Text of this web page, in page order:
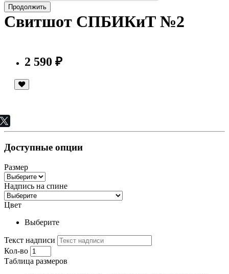
Продолжить
Свитшот СПБИКиТ №2
2 590 ₽
Доступные опции
Размер
Надпись на спине
Цвет
Выберите
Текст надписи
Кол-во
Таблица размеров